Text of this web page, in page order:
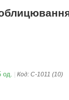
од. Код: С-1011 (10)